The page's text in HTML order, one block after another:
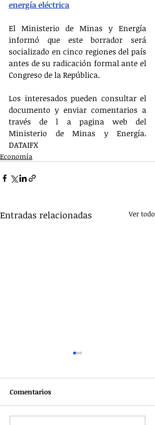
energía eléctrica
El Ministerio de Minas y Energía
informó que este borrador será
socializado en cinco regiones del país
antes de su radicación formal ante el
Congreso de la República.
Los interesados pueden consultar el
documento y enviar comentarios a
través de l a pagina web del
Ministerio de Minas y Energía.
DATAIFX
Economía
Entradas relacionadas Ver todo
Comentarios